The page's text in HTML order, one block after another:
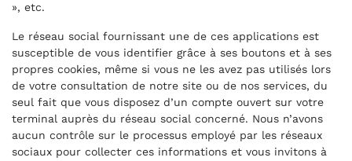
», etc.
Le réseau social fournissant une de ces applications est
susceptible de vous identifier grâce à ses boutons et à ses
propres cookies, même si vous ne les avez pas utilisés lors
de votre consultation de notre site ou de nos services, du
seul fait que vous disposez d’un compte ouvert sur votre
terminal auprès du réseau social concerné. Nous n’avons
aucun contrôle sur le processus employé par les réseaux
sociaux pour collecter ces informations et vous invitons à